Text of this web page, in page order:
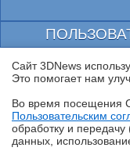
© 1997—2026 Электронное
выдано Федеральной Службой
массовых
При цитировании документа
Сайт 3DNews
Это помогает нам
Во время посещения
Пользовательским
обработку и
данных,